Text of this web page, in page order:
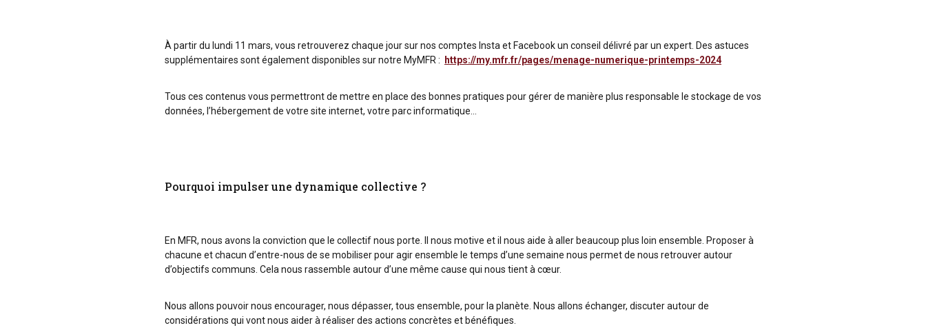
À partir du lundi 11 mars, vous retrouverez chaque jour sur nos comptes Insta et Facebook un conseil délivré par un expert. Des astuces
supplémentaires sont également disponibles sur notre MyMFR :
https://my.mfr.fr/pages/menage-numerique-printemps-2024
Tous ces contenus vous permettront de mettre en place des bonnes pratiques pour gérer de manière plus responsable le stockage de vos
données, l’hébergement de votre site internet, votre parc informatique…
Pourquoi impulser une dynamique collective ?
En MFR, nous avons la conviction que le collectif nous porte. Il nous motive et il nous aide à aller beaucoup plus loin ensemble. Proposer à
chacune et chacun d’entre-nous de se mobiliser pour agir ensemble le temps d’une semaine nous permet de nous retrouver autour
d’objectifs communs. Cela nous rassemble autour d’une même cause qui nous tient à cœur.
Nous allons pouvoir nous encourager, nous dépasser, tous ensemble, pour la planète. Nous allons échanger, discuter autour de
considérations qui vont nous aider à réaliser des actions concrètes et bénéfiques.